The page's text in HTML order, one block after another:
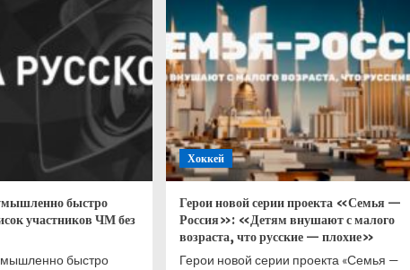
быстро
участников ЧМ без
быстро
Хоккей
Герои новой серии проекта «Семья —
Россия»: «Детям внушают с малого
возраста, что русские — плохие»
Герои новой серии проекта «Семья —